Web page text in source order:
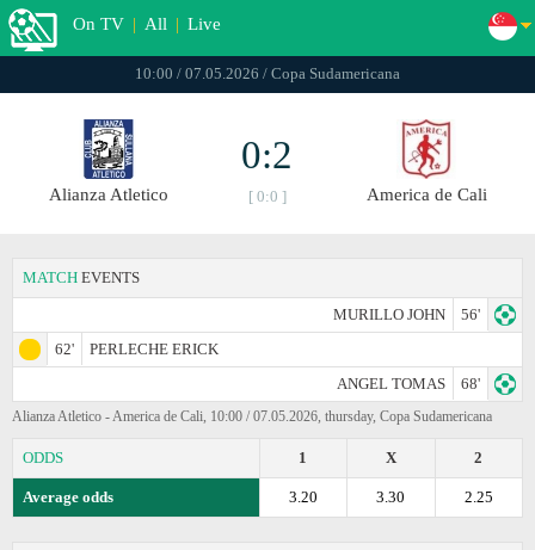
On TV | All | Live
10:00 / 07.05.2026 / Copa Sudamericana
Alianza Atletico
0:2
[ 0:0 ] America de Cali
MATCH EVENTS
MURILLO JOHN
56'
62'
PERLECHE ERICK
ANGEL TOMAS
68'
Alianza Atletico - America de Cali, 10:00 / 07.05.2026, thursday, Copa Sudamericana
ODDS 2
X
1
Average odds 2.25
3.30
3.20